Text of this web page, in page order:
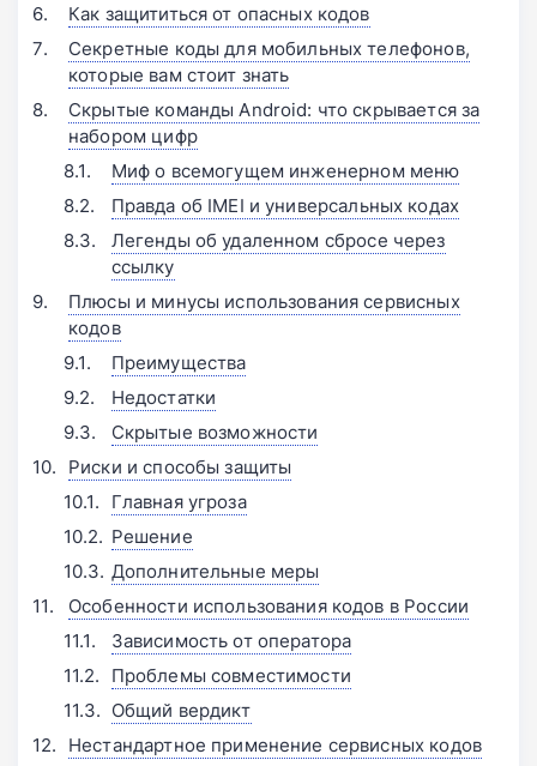
Как защититься от опасных кодов
Секретные коды для мобильных телефонов,
которые вам стоит знать
Скрытые команды Android: что скрывается за
набором цифр
Миф о всемогущем инженерном меню
Правда об IMEI и универсальных кодах
Легенды об удаленном сбросе через
ссылку
Плюсы и минусы использования сервисных
кодов
Преимущества
Недостатки
Скрытые возможности
Риски и способы защиты
Главная угроза
Решение
Дополнительные меры
Особенности использования кодов в России
Зависимость от оператора
Проблемы совместимости
Общий вердикт
Нестандартное применение сервисных кодов